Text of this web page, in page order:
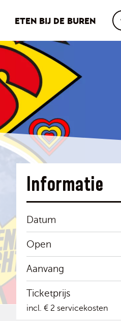
ETEN BIJ DE BUREN
Informatie
Datum
Open
Aanvang
Ticketprijs
incl. € 2 servicekosten